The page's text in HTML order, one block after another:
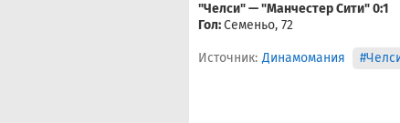
"Челси" — "Манчестер Сити" 0:1
Гол:Семеньо, 72
Источник: Динамомания